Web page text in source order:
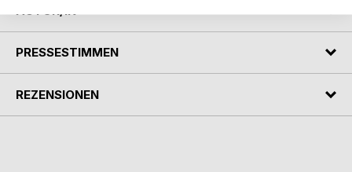
PRESSESTIMMEN
REZENSIONEN